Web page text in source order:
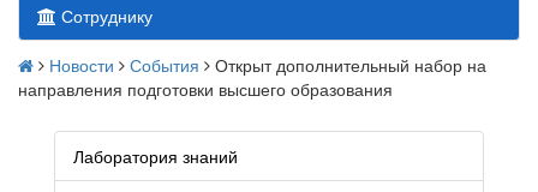
Сотруднику
Новости События
Открыт дополнительный набор на
направления подготовки высшего образования
Лаборатория знаний